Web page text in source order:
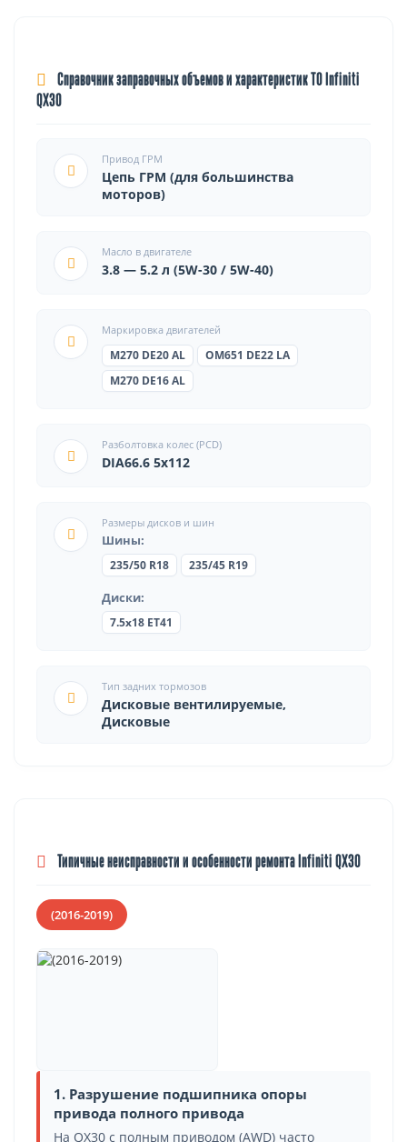
Справочник заправочных объемов и характеристик ТО Infiniti
QX30
Привод ГРМ
Цепь ГРМ (для большинства
моторов)
Масло в двигателе
3.8 — 5.2 л (5W-30 / 5W-40)
Маркировка двигателей
M270 DE20 AL
OM651 DE22 LA
M270 DE16 AL
Разболтовка колес (PCD)
DIA66.6 5x112
Размеры дисков и шин
Шины:
235/50 R18 235/45 R19
Диски:
7.5x18 ET41
Тип задних тормозов
Дисковые вентилируемые,
Дисковые
Типичные неисправности и особенности ремонта Infiniti QX30
(2016-2019)
1. Разрушение подшипника опоры
привода полного привода
На QX30 с полным приводом (AWD) часто